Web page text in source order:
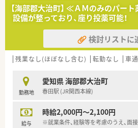
【海部郡大治町】 ≪ＡＭのみのパー
設備が整っており、座り投薬可能！
検討リストに
残業なし(ほぼなし含む) 転勤なし 車
勤務地
愛知県 海部郡大治町
春田駅 (JR関西本線)
給与
時給2,000円～2,100円
※就業条件、経験等を考慮のうえ、面接